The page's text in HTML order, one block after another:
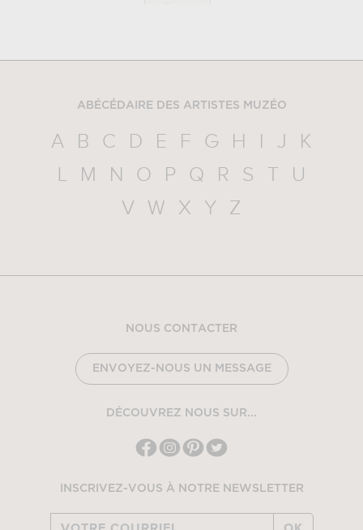
ABÉCÉDAIRE DES ARTISTES MUZÉO
A B C D E F G H I J
K
L
M N O P Q R S T
U
V
W X Y Z
NOUS CONTACTER
ENVOYEZ-NOUS UN MESSAGE
DÉCOUVREZ NOUS SUR...
INSCRIVEZ-VOUS À NOTRE NEWSLETTER